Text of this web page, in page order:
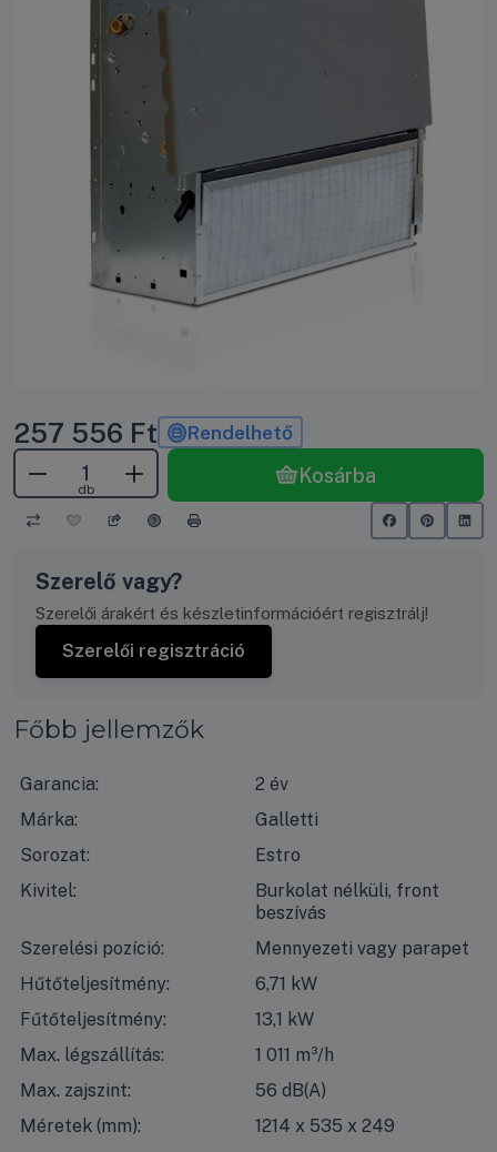
257 556 Ft Rendelhető
db
Kosárba
Szerelő vagy?
Szerelői árakért és készletinformációért regisztrálj!
Szerelői regisztráció
Főbb jellemzők
Garancia:
2 év
Márka:
Galletti
Sorozat:
Estro
Kivitel:
Burkolat nélküli, front
beszívás
Szerelési pozíció:
Mennyezeti vagy parapet
Hűtőteljesítmény:
6,71 kW
Fűtőteljesítmény:
13,1 kW
Max. légszállítás:
1 011 m³/h
Max. zajszint:
56 dB(A)
Méretek (mm):
1214 x 535 x 249